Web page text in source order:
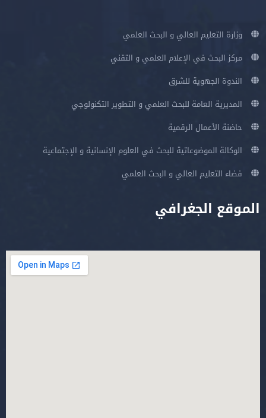
وزارة التعليم العالي و البحث العلمي
مركز البحث في الإعلام العلمي و التقني
الندوة الجهوية للشرق
المديرية العامة للبحث العلمي و التطوير التكنولوجي
حاضنة الأعمال الرقمية
الوكالة الموضوعاتية للبحث في العلوم الإنسانية و الإجتماعية
فضاء التعليم العالي و البحث العلمي
الموقع الجغرافي